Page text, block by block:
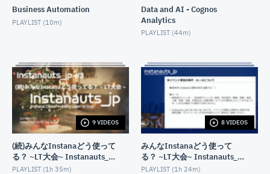
データベース ハンズオン超入門 Db2 on Cloudを使っ
JULY 27, 2023
1時間でわかる&魅せる! Db2 LUW 11.5.8の最新情報
JUNE 28, 2023
Db2 pureScale on AWS登場！(Database Dojo)
DECEMBER 20, 2022
Business Automation
PLAYLIST (10m)
Data and AI - Cognos
Analytics
PLAYLIST (44m)
9 VIDEOS
(続)みんなInstanaどう使って
る？ ~LT大会~ Instanauts_jp
#3
PLAYLIST (1h 35m)
8 VIDEOS
みんなInstanaどう使って
る？ ~LT大会~ Instanauts_jp
#2
PLAYLIST (1h 24m)